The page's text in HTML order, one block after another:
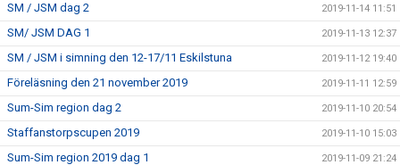
SM / JSM dag 2 2019-11-14 11:51
SM/ JSM DAG 1 2019-11-13 12:37
SM / JSM i simning den 12-17/11 Eskilstuna 2019-11-12 19:40
Föreläsning den 21 november 2019 2019-11-11 12:59
Sum-Sim region dag 2 2019-11-10 20:54
Staffanstorpscupen 2019 2019-11-10 15:03
Sum-Sim region 2019 dag 1 2019-11-09 21:24